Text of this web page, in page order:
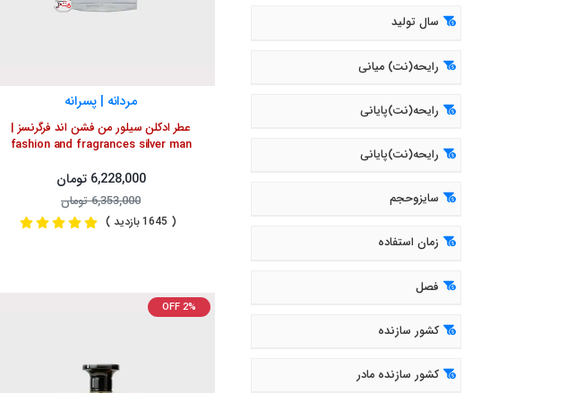
مردانه | پسرانه
عطر ادکلن سیلور من فشن اند فرگرنسز |
fashion and fragrances silver man
6,228,000 تومان
6,353,000 تومان
( 1645 بازدید )
OFF 2%
سال تولید
رایحه(نت) میانی
رایحه(نت)پایانی
رایحه(نت)پایانی
سایزوحجم
زمان استفاده
فصل
کشور سازنده
کشور سازنده مادر